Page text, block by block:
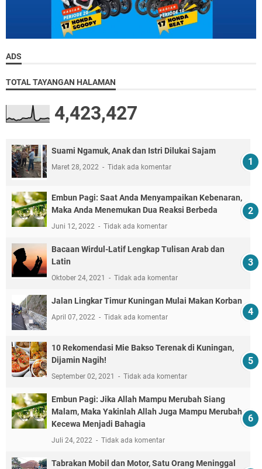
ADS
TOTAL TAYANGAN HALAMAN
4,423,427
Suami Ngamuk, Anak dan Istri Dilukai Sajam
Maret 28, 2022 Tidak ada komentar
Embun Pagi: Saat Anda Menyampaikan Kebenaran,
Maka Anda Menemukan Dua Reaksi Berbeda
Juni 12, 2022 Tidak ada komentar
Bacaan Wirdul-Latif Lengkap Tulisan Arab dan
Latin
Oktober 24, 2021 Tidak ada komentar
Jalan Lingkar Timur Kuningan Mulai Makan Korban
April 07, 2022 Tidak ada komentar
10 Rekomendasi Mie Bakso Terenak di Kuningan,
Dijamin Nagih!
September 02, 2021 Tidak ada komentar
Embun Pagi: Jika Allah Mampu Merubah Siang
Malam, Maka Yakinlah Allah Juga Mampu Merubah
Kecewa Menjadi Bahagia
Juli 24, 2022 Tidak ada komentar
Tabrakan Mobil dan Motor, Satu Orang Meninggal